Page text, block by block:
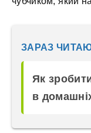
ЗАРАЗ
Як
в